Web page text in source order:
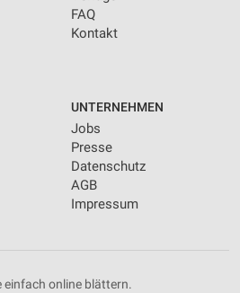
FAQ
Kontakt
UNTERNEHMEN
Jobs
Presse
Datenschutz
AGB
Impressum
einfach online blättern.